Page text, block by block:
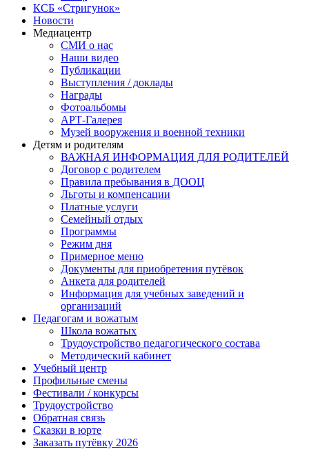
КСБ «Стригунок»
Новости
Медиацентр
СМИ о нас
Наши видео
Публикации
Выступления / доклады
Награды
Фотоальбомы
АРТ-Галерея
Музей вооружения и военной техники
Детям и родителям
ВАЖНАЯ ИНФОРМАЦИЯ ДЛЯ РОДИТЕЛЕЙ
Договор с родителем
Правила пребывания в ДООЦ
Льготы и компенсации
Платные услуги
Семейный отдых
Программы
Режим дня
Примерное меню
Документы для приобретения путёвок
Анкета для родителей
Информация для учебных заведений и
организаций
Педагогам и вожатым
Школа вожатых
Трудоустройство педагогического состава
Методический кабинет
Учебный центр
Профильные смены
Фестивали / конкурсы
Трудоустройство
Обратная связь
Сказки в юрте
Заказать путёвку 2026